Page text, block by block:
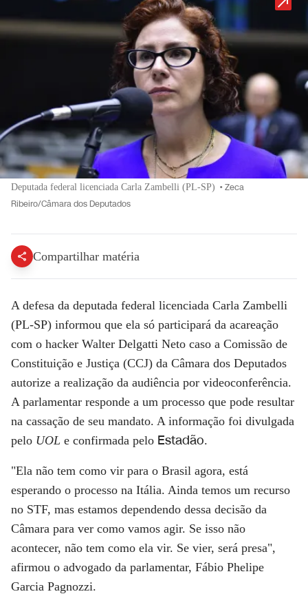
Deputada federal licenciada Carla Zambelli (PL-SP) •Zeca
Ribeiro/Câmara dos Deputados
Compartilhar matéria
A defesa da deputada federal licenciada Carla Zambelli
(PL-SP) informou que ela só participará da acareação
com o hacker Walter Delgatti Neto caso a Comissão de
Constituição e Justiça (CCJ) da Câmara dos Deputados
autorize a realização da audiência por videoconferência.
A parlamentar responde a um processo que pode resultar
na cassação de seu mandato. A informação foi divulgada
pelo UOL e confirmada pelo Estadão.
"Ela não tem como vir para o Brasil agora, está
esperando o processo na Itália. Ainda temos um recurso
no STF, mas estamos dependendo dessa decisão da
Câmara para ver como vamos agir. Se isso não
acontecer, não tem como ela vir. Se vier, será presa",
afirmou o advogado da parlamentar, Fábio Phelipe
Garcia Pagnozzi.